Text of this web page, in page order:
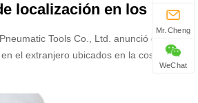
localización en los
completa para
Tools Co., Ltd. anunció que
el extranjero ubicados en la costa
Jersey) y el sur (Texas) de los
Mr. Cheng
WeChat